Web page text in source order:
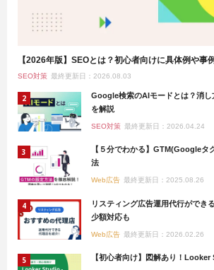
【2026年版】SEOとは？初心者向けに具体例や事
SEO対策 最終更新日：2026.08.03
Google検索のAIモードとは？消し
を解説
SEO対策 最終更新日：2026.04.24
【５分でわかる】GTM(Googleタ
法
Web広告 最終更新日：2025.08.26
リスティング広告運用代行ができ
少額対応も
Web広告 最終更新日：2026.02.26
【初心者向け】図解あり！